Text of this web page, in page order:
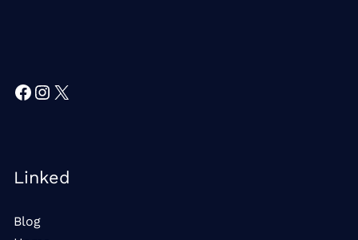
Facebook
Instagram
X
Linked
Blog